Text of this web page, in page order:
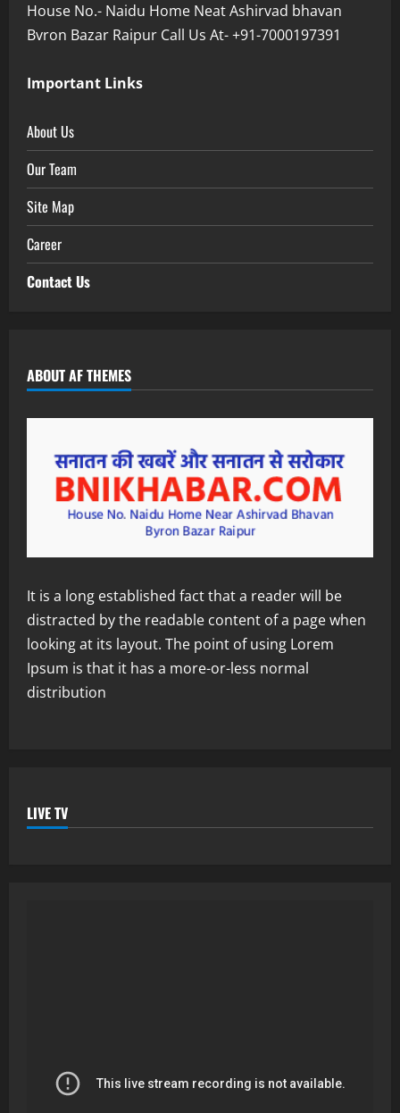
House No.- Naidu Home Neat Ashirvad bhavan
Bvron Bazar Raipur Call Us At- +91-7000197391
Important Links
About Us
Our Team
Site Map
Career
Contact Us
ABOUT AF THEMES
It is a long established fact that a reader will be
distracted by the readable content of a page when
looking at its layout. The point of using Lorem
Ipsum is that it has a more-or-less normal
distribution
LIVE TV